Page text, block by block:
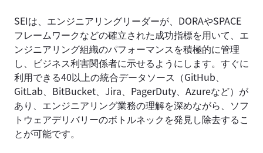
SEIは、エンジニアリングリーダーが、DORAやSPACE
フレームワークなどの確立された成功指標を用いて、エ
ンジニアリング組織のパフォーマンスを積極的に管理
し、ビジネス利害関係者に示せるようにします。すぐに
利用できる40以上の統合データソース（GitHub、
GitLab、BitBucket、Jira、PagerDuty、Azureなど）が
あり、エンジニアリング業務の理解を深めながら、ソフ
トウェアデリバリーのボトルネックを発見し除去するこ
とが可能です。